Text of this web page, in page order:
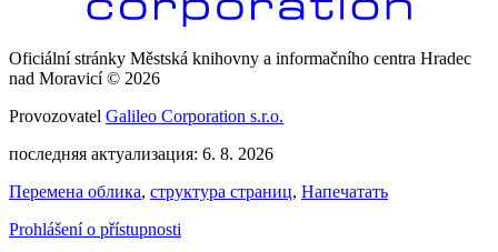
Oficiální stránky Městská knihovny a informačního centra Hradec
nad Moravicí © 2026
Provozovatel Galileo Corporation s.r.o.
последняя актуализация: 6. 8. 2026
Перемена облика, структура страниц, Напечатать
Prohlášení o přístupnosti